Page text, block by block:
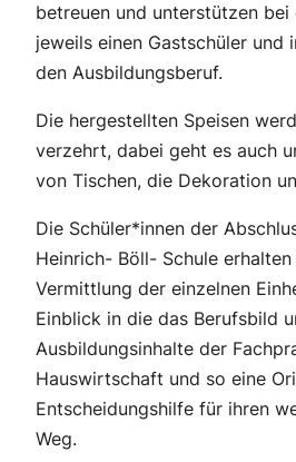
betreuen und unterstützen bei
jeweils einen Gastschüler und
den Ausbildungsberuf.
Die hergestellten Speisen
verzehrt, dabei geht es auch
von Tischen, die Dekoration
Die Schüler*innen der
Heinrich- Böll- Schule
Vermittlung der einzelnen
Einblick in die das Berufsbild
Ausbildungsinhalte der
Hauswirtschaft und so eine
Entscheidungshilfe für ihren